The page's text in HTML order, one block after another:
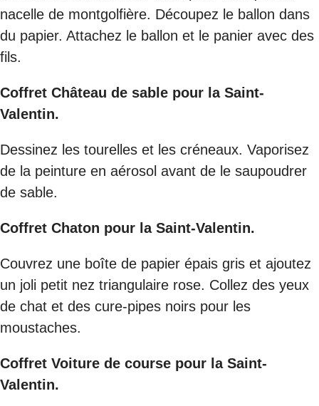
nacelle de montgolfière. Découpez le ballon dans
du papier. Attachez le ballon et le panier avec des
fils.
Coffret Château de sable pour la Saint-
Valentin.
Dessinez les tourelles et les créneaux. Vaporisez
de la peinture en aérosol avant de le saupoudrer
de sable.
Coffret Chaton pour la Saint-Valentin.
Couvrez une boîte de papier épais gris et ajoutez
un joli petit nez triangulaire rose. Collez des yeux
de chat et des cure-pipes noirs pour les
moustaches.
Coffret Voiture de course pour la Saint-
Valentin.